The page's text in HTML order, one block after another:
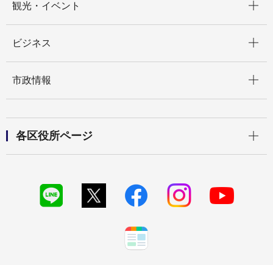
観光・イベント
ビジネス
市政情報
各区役所ページ